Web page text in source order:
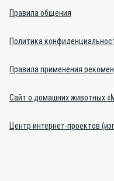
Правила общения
Политика
Правила применения
Сайт о домашних животных
Центр интернет-проектов